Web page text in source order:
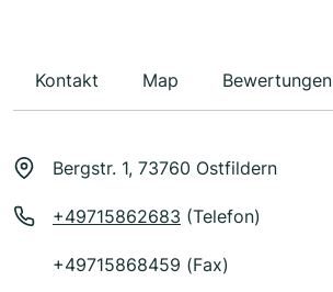
Kontakt Map Bewertungen
Bergstr. 1, 73760 Ostfildern
+49715862683 (Telefon)
+49715868459 (Fax)